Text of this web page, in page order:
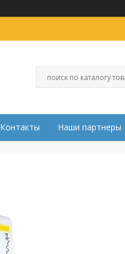
Контакты Наши партнеры